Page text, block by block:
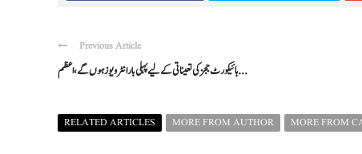
Previous Article
ہائیکورٹ ججز کی تعیناتی کے لیے پہلی بار انٹرویوز ہوں گے، اعظم ...
RELATED ARTICLES MORE FROM AUTHOR MORE FROM